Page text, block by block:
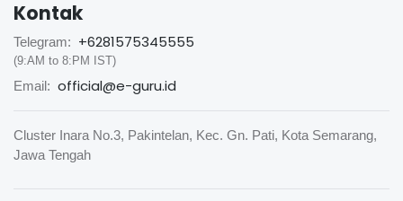
Kontak
Telegram: +6281575345555
(9:AM to 8:PM IST)
Email: official@e-guru.id
Cluster Inara No.3, Pakintelan, Kec. Gn. Pati, Kota Semarang,
Jawa Tengah